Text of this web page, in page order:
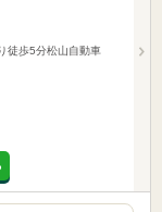
徒歩5分松山自動車